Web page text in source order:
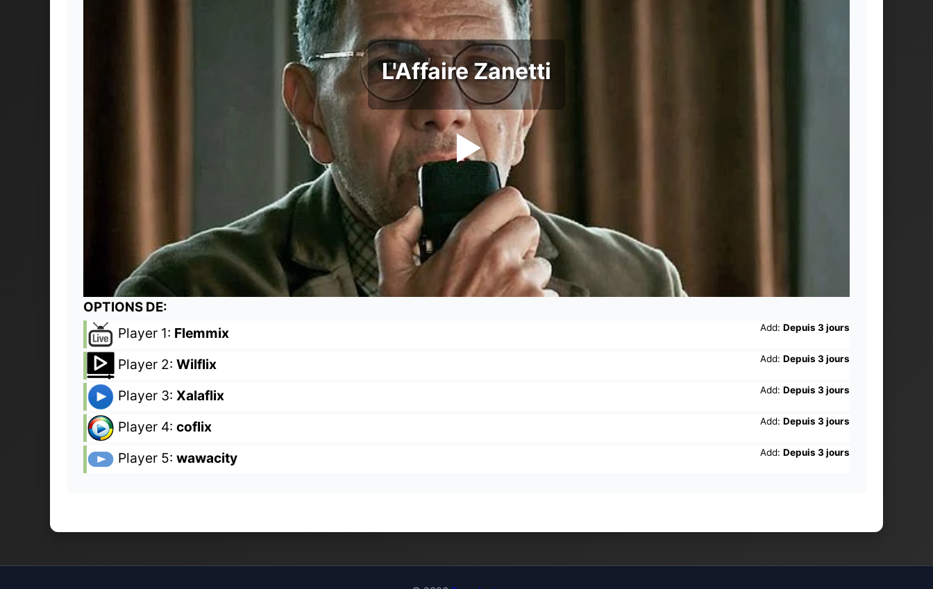
L'Affaire Zanetti
OPTIONS DE:
Player 1: Flemmix Add: Depuis 3 jours
Player 2: Wilflix Add: Depuis 3 jours
Player 3: Xalaflix Add: Depuis 3 jours
Player 4: coflix Add: Depuis 3 jours
Player 5: wawacity Add: Depuis 3 jours